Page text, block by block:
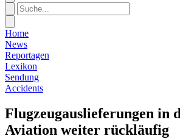
Home
News
Reportagen
Lexikon
Sendung
Accidents
Flugzeugauslieferungen in
Aviation weiter rückläufig